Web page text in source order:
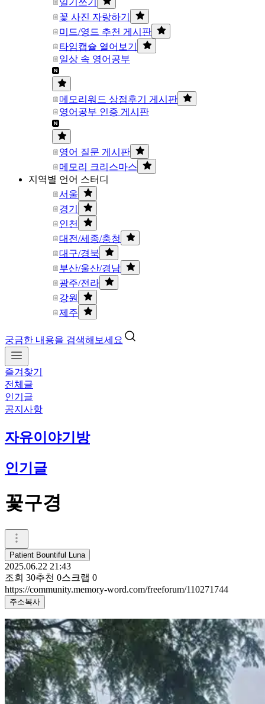
일기쓰기
꽃 사진 자랑하기
미드/영드 추천 게시판
타임캡슐 열어보기
일상 속 영어공부
메모리워드 상점후기 게시판
영어공부 인증 게시판
영어 질문 게시판
메모리 크리스마스
지역별 언어 스터디
서울
경기
인천
대전/세종/충청
대구/경북
부산/울산/경남
광주/전라
강원
제주
궁금한 내용을 검색해보세요
즐겨찾기
전체글
인기글
공지사항
자유이야기방
인기글
꽃구경
Patient Bountiful Luna
2025.06.22 21:43
조회 30추천 0스크랩 0
https://community.memory-word.com/freeforum/110271744
주소복사